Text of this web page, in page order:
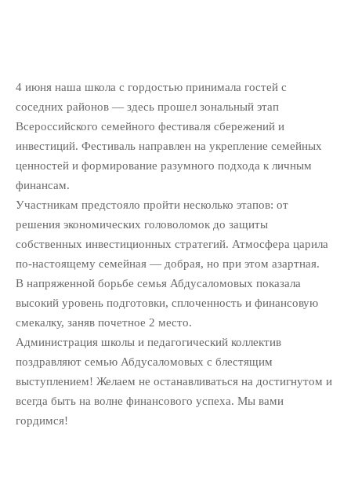
4 июня наша школа с гордостью принимала гостей с
соседних районов — здесь прошел зональный этап
Всероссийского семейного фестиваля сбережений и
инвестиций. Фестиваль направлен на укрепление семейных
ценностей и формирование разумного подхода к личным
финансам.
Участникам предстояло пройти несколько этапов: от
решения экономических головоломок до защиты
собственных инвестиционных стратегий. Атмосфера царила
по-настоящему семейная — добрая, но при этом азартная.
В напряженной борьбе семья Абдусаломовых показала
высокий уровень подготовки, сплоченность и финансовую
смекалку, заняв почетное 2 место.
Администрация школы и педагогический коллектив
поздравляют семью Абдусаломовых с блестящим
выступлением! Желаем не останавливаться на достигнутом и
всегда быть на волне финансового успеха. Мы вами
гордимся!